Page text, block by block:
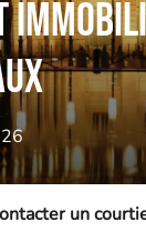
un